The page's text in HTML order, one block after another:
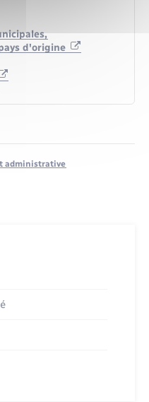
d'origine
administrative